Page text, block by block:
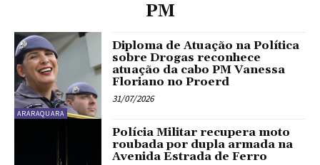
PM
ARARAQUARA
Diploma de Atuação na Política
sobre Drogas reconhece
atuação da cabo PM Vanessa
Floriano no Proerd
31/07/2026
Polícia Militar recupera moto
roubada por dupla armada na
Avenida Estrada de Ferro